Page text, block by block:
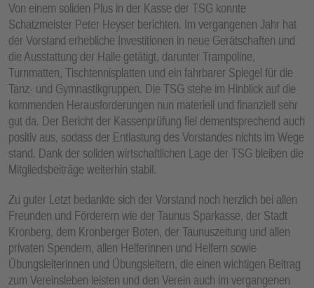
Von einem soliden Plus in der Kasse der TSG konnte
Schatzmeister Peter Heyser berichten. Im vergangenen Jahr hat
der Vorstand erhebliche Investitionen in neue Gerätschaften und
die Ausstattung der Halle getätigt, darunter Trampoline,
Turnmatten, Tischtennisplatten und ein fahrbarer Spiegel für die
Tanz- und Gymnastikgruppen. Die TSG stehe im Hinblick auf die
kommenden Herausforderungen nun materiell und finanziell sehr
gut da. Der Bericht der Kassenprüfung fiel dementsprechend auch
positiv aus, sodass der Entlastung des Vorstandes nichts im Wege
stand. Dank der soliden wirtschaftlichen Lage der TSG bleiben die
Mitgliedsbeiträge weiterhin stabil.
Zu guter Letzt bedankte sich der Vorstand noch herzlich bei allen
Freunden und Förderern wie der Taunus Sparkasse, der Stadt
Kronberg, dem Kronberger Boten, der Taunuszeitung und allen
privaten Spendern, allen Helferinnen und Helfern sowie
Übungsleiterinnen und Übungsleitern, die einen wichtigen Beitrag
zum Vereinsleben leisten und den Verein auch im vergangenen